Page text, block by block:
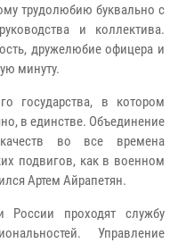
трудолюбию буквально с
и коллектива.
дружелюбие офицера и
минуту.
государства, в котором
в единстве. Объединение
во все времена
подвигов, как в военном
Артем Айрапетян.
России проходят службу
Управление